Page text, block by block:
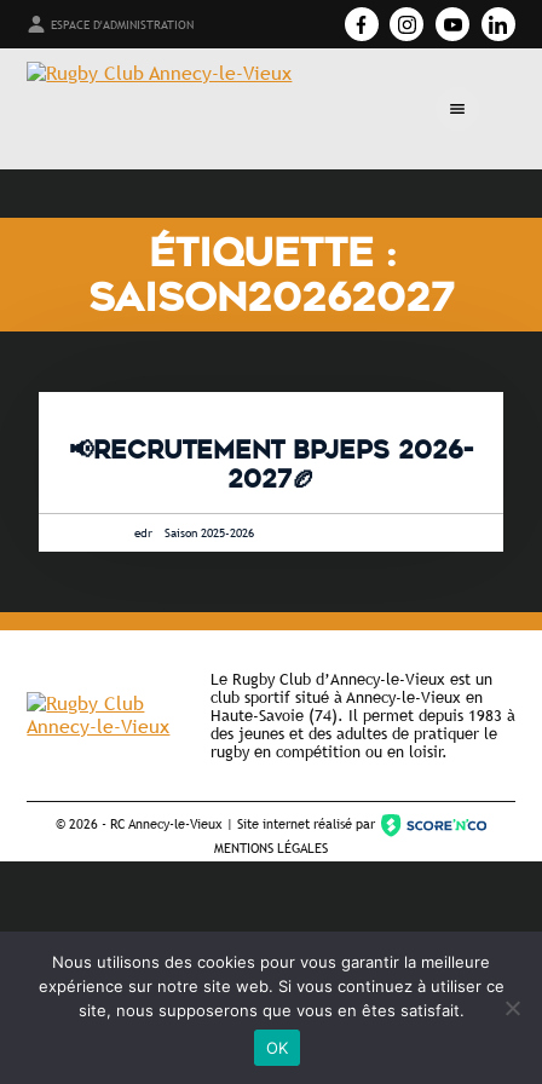
ESPACE D'ADMINISTRATION
ÉTIQUETTE :
SAISON20262027
📢RECRUTEMENT BPJEPS 2026-
2027🏉
1 juin 2026 •edr -Saison 2025-2026
Le Rugby Club d’Annecy-le-Vieux est un
club sportif situé à Annecy-le-Vieux en
Haute-Savoie (74). Il permet depuis 1983 à
des jeunes et des adultes de pratiquer le
rugby en compétition ou en loisir.
©2026 - RC Annecy-le-Vieux | Site internet réalisé par
MENTIONS LÉGALES
Nous utilisons des cookies pour vous garantir la meilleure
expérience sur notre site web. Si vous continuez à utiliser ce
site, nous supposerons que vous en êtes satisfait.
OK